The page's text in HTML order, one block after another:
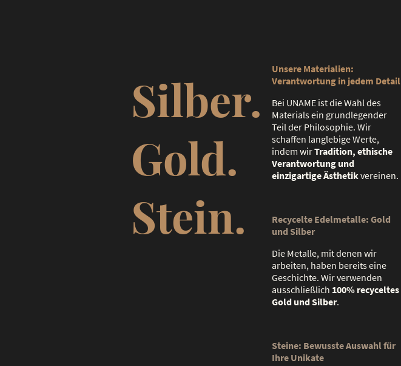
Silber.
Gold.
Stein.
Unsere Materialien:
Verantwortung in jedem Detail
Bei UNAME ist die Wahl des
Materials ein grundlegender
Teil der Philosophie. Wir
schaffen langlebige Werte,
indem wirTradition, ethische
Verantwortung und
einzigartige Ästhetikvereinen.
Recycelte Edelmetalle: Gold
und Silber
Die Metalle, mit denen wir
arbeiten, haben bereits eine
Geschichte. Wir verwenden
ausschließlich 100% recyceltes
Gold und Silber.
Steine: Bewusste Auswahl für
Ihre Unikate